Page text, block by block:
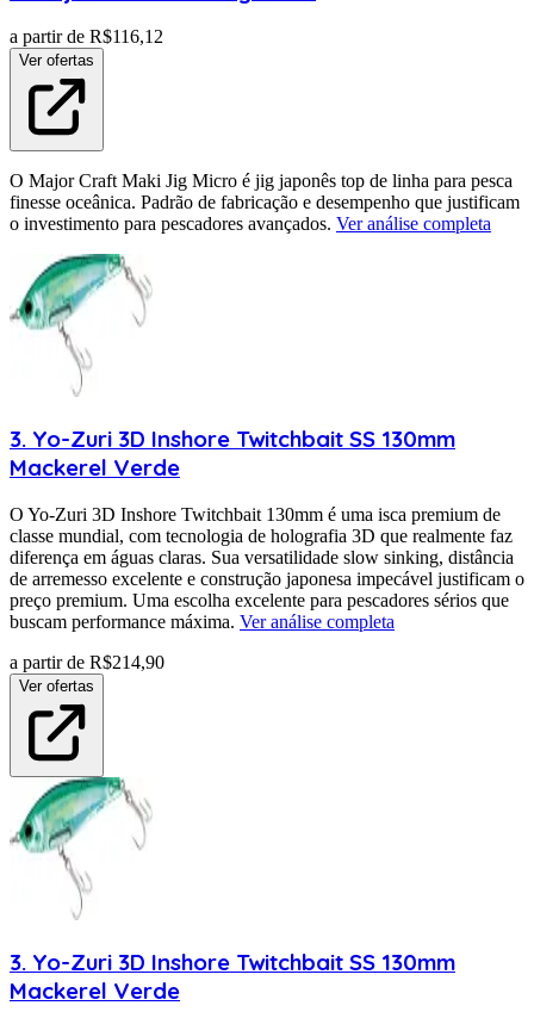
a partir de R$116,12
Ver ofertas
O Major Craft Maki Jig Micro é jig japonês top de linha para pesca
finesse oceânica. Padrão de fabricação e desempenho que justificam
o investimento para pescadores avançados. Ver análise completa
3. Yo-Zuri 3D Inshore Twitchbait SS 130mm
Mackerel Verde
O Yo-Zuri 3D Inshore Twitchbait 130mm é uma isca premium de
classe mundial, com tecnologia de holografia 3D que realmente faz
diferença em águas claras. Sua versatilidade slow sinking, distância
de arremesso excelente e construção japonesa impecável justificam o
preço premium. Uma escolha excelente para pescadores sérios que
buscam performance máxima. Ver análise completa
a partir de R$214,90
Ver ofertas
3. Yo-Zuri 3D Inshore Twitchbait SS 130mm
Mackerel Verde